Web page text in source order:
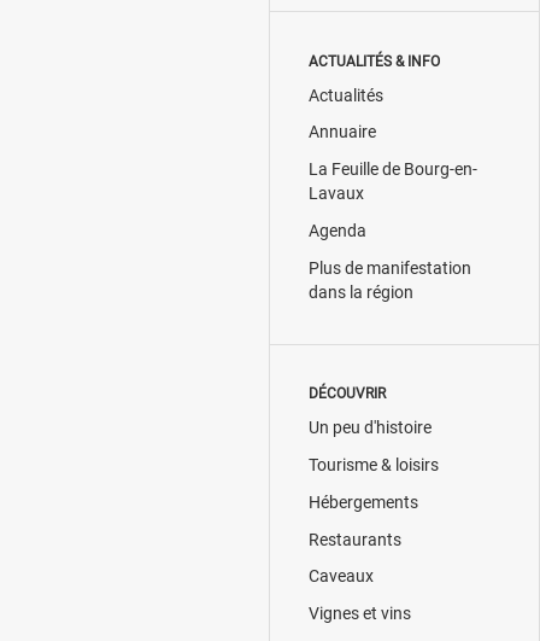
ACTUALITÉS & INFO
Actualités
Annuaire
La Feuille de Bourg-en-
Lavaux
Agenda
Plus de manifestation
dans la région
DÉCOUVRIR
Un peu d'histoire
Tourisme & loisirs
Hébergements
Restaurants
Caveaux
Vignes et vins